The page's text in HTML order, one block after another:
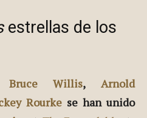
estrellas de los
Bruce Willis, Arnold
Rourke se han unido